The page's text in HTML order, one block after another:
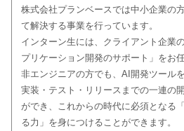
株式会社プランベースでは中小企業の
て解決する事業を行っています。
インターン生には、クライアント企業
プリケーション開発のサポート」をお任
非エンジニアの方でも、AI開発ツール
実装・テスト・リリースまでの一連の
ができ、これからの時代に必須となる
る力」を身につけることができます。